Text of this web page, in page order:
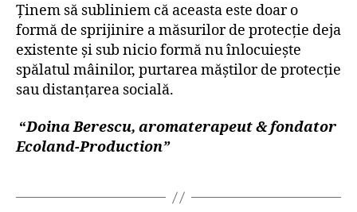
Ținem să subliniem că aceasta este doar o
formă de sprijinire a măsurilor de protecție deja
existente și sub nicio formă nu înlocuiește
spălatul mâinilor, purtarea măștilor de protecție
sau distanțarea socială.
“Doina Berescu, aromaterapeut & fondator
Ecoland-Production”